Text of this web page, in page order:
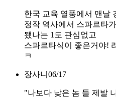
한국 교육 열풍에서 맨날
정작 역사에서 스파르타
됐나는 1도 관심없고
스파르타식이 좋은거야!
ㅋ
장사니 06/17
"나보다 낮은 놈 들 제발